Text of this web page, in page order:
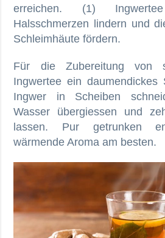
erreichen. (1)
Halsschmerzen lindern und
Schleimhäute fördern.
Für die Zubereitung von
Ingwertee ein daumendickes
Ingwer in Scheiben
Wasser übergiessen und
lassen. Pur getrunken
wärmende Aroma am besten.